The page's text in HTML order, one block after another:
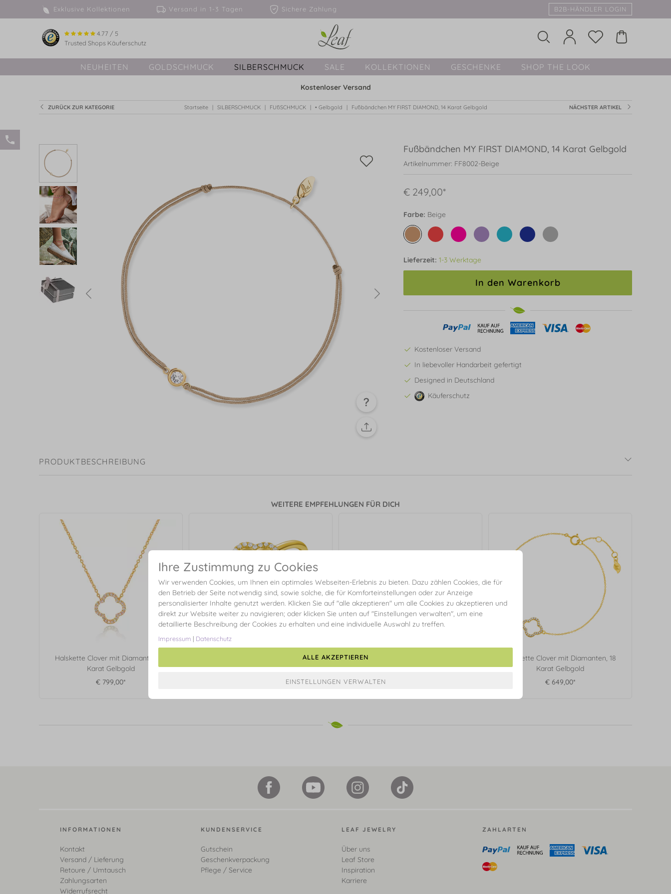
Exklusive Kollektionen Versand in 1-3 Tagen Sichere Zahlung B2B-HÄNDLER LOGIN
4.77 / 5
Trusted Shops Käuferschutz
NEUHEITEN GOLDSCHMUCK SILBERSCHMUCK SALE KOLLEKTIONEN GESCHENKE SHOP THE LOOK
Kostenloser Versand
ZURÜCK ZUR KATEGORIE Startseite SILBERSCHMUCK FUßSCHMUCK • Gelbgold Fußbändchen MY FIRST DIAMOND, 14 Karat Gelbgold NÄCHSTER ARTIKEL
Fußbändchen MY FIRST DIAMOND, 14 Karat Gelbgold
Artikelnummer: FF8002-Beige
€ 249,00*
Farbe: Beige
Lieferzeit: 1-3 Werktage
In den Warenkorb
Kostenloser Versand
In liebevoller Handarbeit gefertigt
Designed in Deutschland
Käuferschutz
PRODUKTBESCHREIBUNG
WEITERE EMPFEHLUNGEN FÜR DICH
Halskette Clover mit Diamanten, 18
Karat Gelbgold
€ 799,00*
Ring Kleeblatt mit Diamanten, 18 Karat
Gelbgold
Ohrstecker Clover mit Diamanten, 18
Karat Gelbgold
Armkette Clover mit Diamanten, 18
Karat Gelbgold
€ 649,00*
INFORMATIONEN
Kontakt
Versand / Lieferung
Retoure / Umtausch
Zahlungsarten
Widerrufsrecht
KUNDENSERVICE
Gutschein
Geschenkverpackung
Pflege / Service
LEAF JEWELRY
Über uns
Leaf Store
Inspiration
Karriere
ZAHLARTEN
Ihre Zustimmung zu Cookies
Wir verwenden Cookies, um Ihnen ein optimales Webseiten-Erlebnis zu bieten. Dazu zählen Cookies, die für
den Betrieb der Seite notwendig sind, sowie solche, die für Komforteinstellungen oder zur Anzeige
personalisierter Inhalte genutzt werden. Klicken Sie auf "alle akzeptieren" um alle Cookies zu akzeptieren und
direkt zur Website weiter zu navigieren; oder klicken Sie unten auf "Einstellungen verwalten", um eine
detaillierte Beschreibung der Cookies zu erhalten und eine individuelle Auswahl zu treffen.
Impressum | Datenschutz
ALLE AKZEPTIEREN